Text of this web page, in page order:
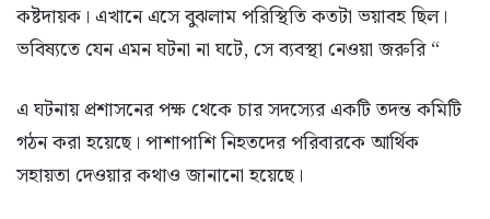
কষ্টদায়ক। এখানে এসে বুঝলাম পরিস্থিতি কতটা ভয়াবহ ছিল।
ভবিষ্যতে যেন এমন ঘটনা না ঘটে, সে ব্যবস্থা নেওয়া জরুরি “
এ ঘটনায় প্রশাসনের পক্ষ থেকে চার সদস্যের একটি তদন্ত কমিটি
গঠন করা হয়েছে। পাশাপাশি নিহতদের পরিবারকে আর্থিক
সহায়তা দেওয়ার কথাও জানানো হয়েছে।